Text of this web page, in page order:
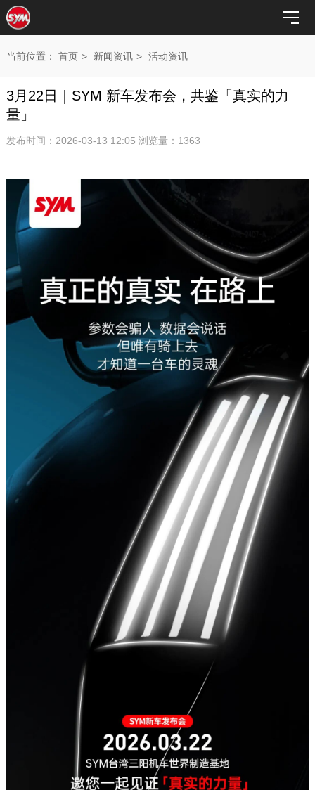
当前位置： 首页 > 新闻资讯 > 活动资讯
3月22日｜SYM 新车发布会，共鉴「真实的力
量」
发布时间：2026-03-13 12:05 浏览量：1363